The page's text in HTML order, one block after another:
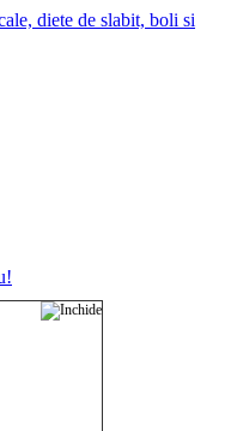
diete de slabit, boli si